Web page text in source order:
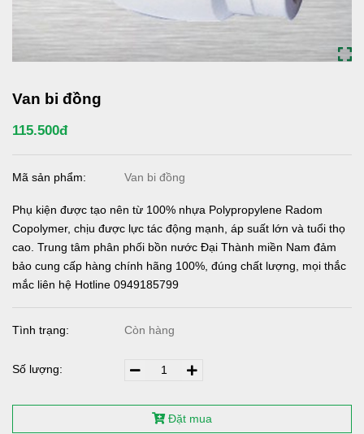
Van bi đồng
115.500đ
Mã sản phẩm: Van bi đồng
Phụ kiện được tạo nên từ 100% nhựa Polypropylene Radom
Copolymer, chịu được lực tác động mạnh, áp suất lớn và tuổi thọ
cao. Trung tâm phân phối bồn nước Đại Thành miền Nam đảm
bảo cung cấp hàng chính hãng 100%, đúng chất lượng, mọi thắc
mắc liên hệ Hotline 0949185799
Tình trạng: Còn hàng
Số lượng:
Đặt mua